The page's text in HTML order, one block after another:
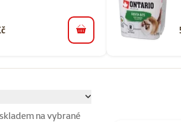
do košíku
na vybrané